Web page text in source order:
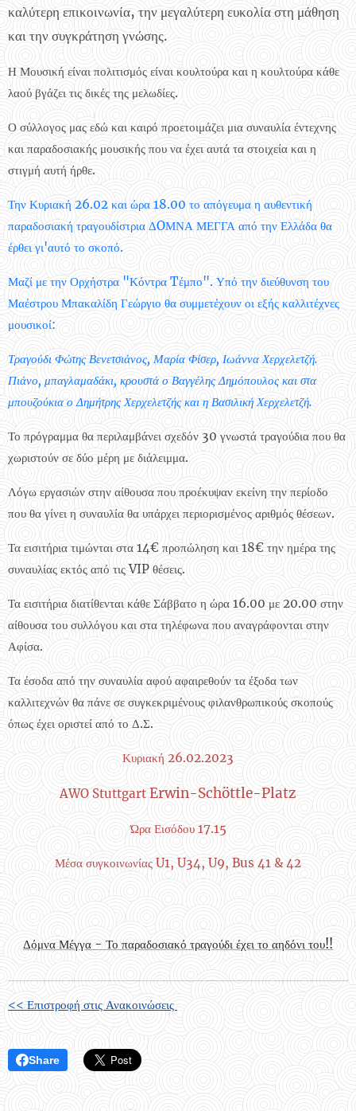
καλύτερη επικοινωνία, την μεγαλύτερη ευκολία στη μάθηση
και την συγκράτηση γνώσης.
Η Μουσική είναι πολιτισμός είναι κουλτούρα και η κουλτούρα κάθε
λαού βγάζει τις δικές της μελωδίες.
Ο σύλλογος μας εδώ και καιρό προετοιμάζει μια συναυλία έντεχνης
και παραδοσιακής μουσικής που να έχει αυτά τα στοιχεία και η
στιγμή αυτή ήρθε.
Την Κυριακή 26.02 και ώρα 18.00 το απόγευμα η αυθεντική
παραδοσιακή τραγουδίστρια ΔOΜΝΑ ΜΕΓΓΑ από την Ελλάδα θα
έρθει γι'αυτό το σκοπό.
Μαζί με την Ορχήστρα "Κόντρα Tέμπο". Υπό την διεύθυνση του
Μαέστρου Μπακαλίδη Γεώργιο θα συμμετέχουν οι εξής καλλιτέχνες
μουσικοί:
Τραγούδι Φώτης Βενετσιάνος, Μαρία Φίσερ, Ιωάννα Χερχελετζή.
Πιάνο, μπαγλαμαδάκι, κρουστά ο Βαγγέλης Δημόπουλος και στα
μπουζούκια ο Δημήτρης Χερχελετζής και η Βασιλική Χερχελετζή.
Το πρόγραμμα θα περιλαμβάνει σχεδόν 30 γνωστά τραγούδια που θα
χωριστούν σε δύο μέρη με διάλειμμα.
Λόγω εργασιών στην αίθουσα που προέκυψαν εκείνη την περίοδο
που θα γίνει η συναυλία θα υπάρχει περιορισμένος αριθμός θέσεων.
Τα εισιτήρια τιμώνται στα 14€ προπώληση και 18€ την ημέρα της
συναυλίας εκτός από τις VIP θέσεις.
Τα εισιτήρια διατίθενται κάθε Σάββατο η ώρα 16.00 με 20.00 στην
αίθουσα του συλλόγου και στα τηλέφωνα που αναγράφονται στην
Αφίσα.
Τα έσοδα από την συναυλία αφού αφαιρεθούν τα έξοδα των
καλλιτεχνών θα πάνε σε συγκεκριμένους φιλανθρωπικούς σκοπούς
όπως έχει οριστεί από το Δ.Σ.
Κυριακή 26.02.2023
AWO Stuttgart Erwin-Schöttle-Platz
Ώρα Εισόδου 17.15
Μέσα συγκοινωνίας U1, U34, U9, Bus 41 & 42
Δόμνα Μέγγα - Το παραδοσιακό τραγούδι έχει το αηδόνι του!!
<< Επιστροφή στις Ανακοινώσεις
Share